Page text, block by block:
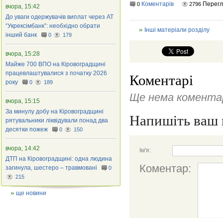
0 Коментарів 2796
Інші матеріали розділу
Коментарі
Ще нема
Напишіть ваш
Ім'я:
Коментар:
вчора, 15:42
До уваги одержувачів виплат через АТ
“Укрексімбанк”: необхідно обрати
інший банк
0 179
вчора, 15:28
Майже 700 ВПО на Кіровоградщині
працевлаштувалися з початку 2026
року
0 189
вчора, 15:15
За минулу добу на Кіровоградщині
рятувальники ліквідували понад два
десятки пожеж
0 150
вчора, 14:42
ДТП на Кіровоградщині: одна людина
загинула, шестеро – травмовані
0
215
ще новини